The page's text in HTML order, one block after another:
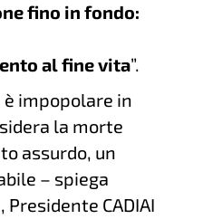
fino in fondo:
al fine vita”.
impopolare in
la morte
assurdo, un
– spiega
CADIAI